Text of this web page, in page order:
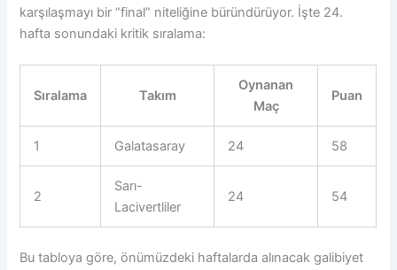
karşılaşmayı bir “final” niteliğine büründürüyor. İşte 24.
hafta sonundaki kritik sıralama:
Sıralama Takım
Oynanan
Maç
Puan
1 Galatasaray 24 58
2
Sarı-
Lacivertliler
24 54
Bu tabloya göre, önümüzdeki haftalarda alınacak galibiyet